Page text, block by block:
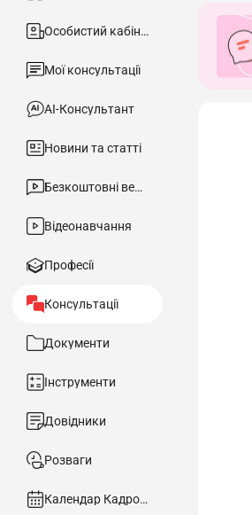
Особистий кабінет
Мої консультації
АІ-Консультант
Новини та статті
Безкоштовні вебінари
Відеонавчання
Професії
Консультації
Документи
Інструменти
Довідники
Розваги
Календар Кадровика